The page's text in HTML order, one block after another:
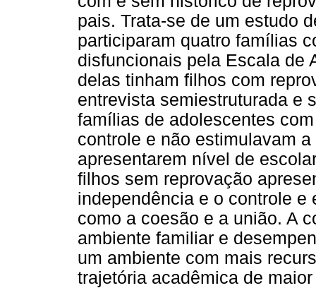
pais. Trata-se de um estudo
participaram quatro famílias
disfuncionais pela Escala de
delas tinham filhos com
entrevista semiestruturada e
famílias de adolescentes
controle e não estimulavam
apresentarem nível de
filhos sem reprovação
independência e o controle
como a coesão e a união. A
ambiente familiar e
um ambiente com mais
trajetória acadêmica de